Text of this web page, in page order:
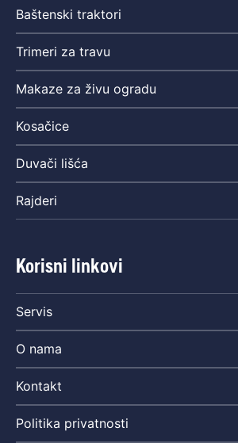
Baštenski traktori
Trimeri za travu
Makaze za živu ogradu
Kosačice
Duvači lišća
Rajderi
Korisni linkovi
Servis
O nama
Kontakt
Politika privatnosti